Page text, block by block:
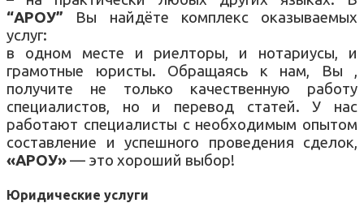
“АРОУ” Вы найдёте комплекс оказываемых
услуг:
в одном месте и риелторы, и нотариусы, и
грамотные юристы. Обращаясь к нам, Вы ,
получите не только качественную работу
специалистов, но и перевод статей. У нас
работают специалисты с необходимым опытом
составление и успешного проведения сделок,
«АРОУ»— это хороший выбор!
Юридические услуги